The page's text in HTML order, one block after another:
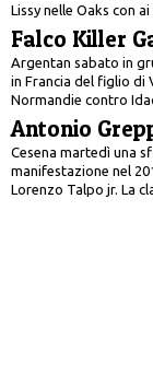
Lissy nelle Oaks con
Falco Killer
Argentan sabato in
in Francia del figlio di
Normandie contro
Antonio
Cesena martedì una
manifestazione nel
Lorenzo Talpo jr. La